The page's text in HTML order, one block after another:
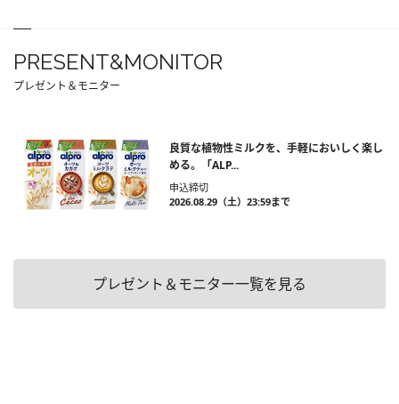
PRESENT&MONITOR
プレゼント＆モニター
良質な植物性ミルクを、手軽においしく楽し
める。「ALP...
申込締切
2026.08.29（土）23:59まで
プレゼント＆モニター一覧を見る